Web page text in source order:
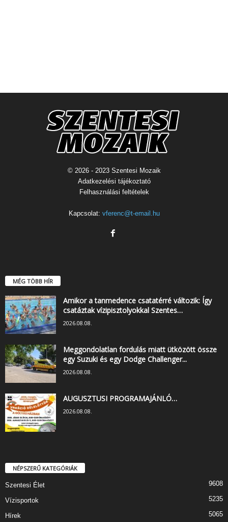
© 2026 - 2023 Szentesi Mozaik
Adatkezelési tájékoztató
Felhasználási feltételek
Kapcsolat: vferenc@t-email.hu
MÉG TÖBB HÍR
Amikor a tanmedence csatatérré változik: Így
csatáztak vízipisztolyokkal Szentes…
2026.08.08.
Meggondolatlan fordulás miatt ütközött össze
egy Suzuki és egy Dodge Challenger...
2026.08.08.
AUGUSZTUSI PROGRAMAJÁNLÓ…
2026.08.08.
NÉPSZERŰ KATEGÓRIÁK
Szentesi Élet 9608
Vízisportok 5235
Hírek 5065